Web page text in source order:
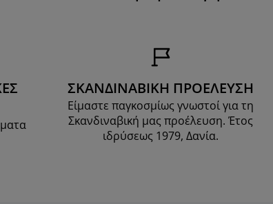
ΣΚΑΝΔΙΝΑΒΙΚΗ ΠΡΟΕΛΕΥΣΗ
Είμαστε παγκοσμίως γνωστοί για τη
Σκανδιναβική μας προέλευση. Έτος
ιδρύσεως 1979, Δανία.